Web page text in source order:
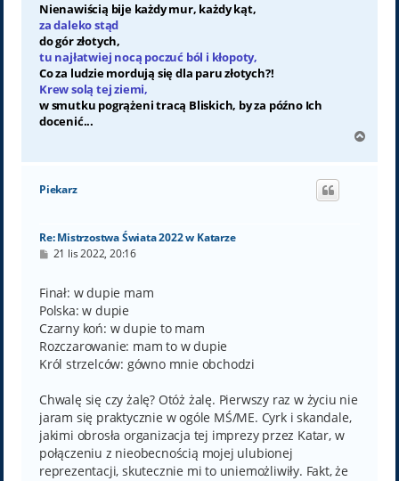
Nienawiścią bije każdy mur, każdy kąt,
za daleko stąd
do gór złotych,
tu najłatwiej nocą poczuć ból i kłopoty,
Co za ludzie mordują się dla paru złotych?!
Krew solą tej ziemi,
w smutku pogrążeni tracą Bliskich, by za późno Ich
docenić...
g
Piekarz
Re: Mistrzostwa Świata 2022 w Katarze
P
t
21 lis 2022, 20:16
Finał: w dupie mam
Polska: w dupie
Czarny koń: w dupie to mam
Rozczarowanie: mam to w dupie
Król strzelców: gówno mnie obchodzi
Chwalę się czy żalę? Otóż żalę. Pierwszy raz w życiu nie
jaram się praktycznie w ogóle MŚ/ME. Cyrk i skandale,
jakimi obrosła organizacja tej imprezy przez Katar, w
połączeniu z nieobecnością mojej ulubionej
reprezentacji, skutecznie mi to uniemożliwiły. Fakt, że